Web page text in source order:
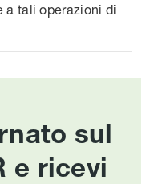
a tali operazioni di
sul
e ricevi